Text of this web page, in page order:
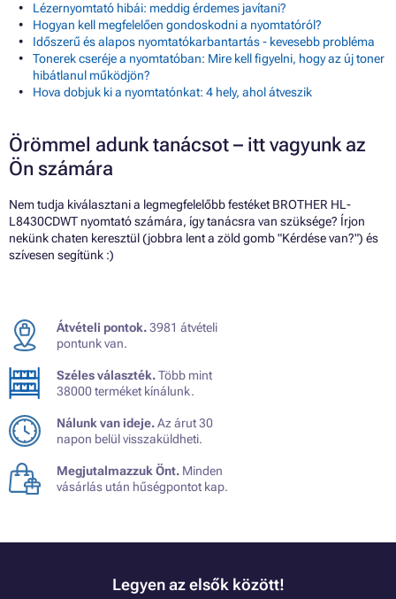
Lézernyomtató hibái: meddig érdemes javítani?
Hogyan kell megfelelően gondoskodni a nyomtatóról?
Időszerű és alapos nyomtatókarbantartás - kevesebb probléma
Tonerek cseréje a nyomtatóban: Mire kell figyelni, hogy az új toner
hibátlanul működjön?
Hova dobjuk ki a nyomtatónkat: 4 hely, ahol átveszik
Örömmel adunk tanácsot – itt vagyunk az
Ön számára
Nem tudja kiválasztani a legmegfelelőbb festéket BROTHER HL-
L8430CDWT nyomtató számára, így tanácsra van szüksége? Írjon
nekünk chaten keresztül (jobbra lent a zöld gomb "Kérdése van?") és
szívesen segítünk :)
Átvételi pontok.3981 átvételi
pontunk van.
Széles választék.Több mint
38000 terméket kínálunk.
Nálunk van ideje.Az árut 30
napon belül visszaküldheti.
Megjutalmazzuk Önt. Minden
vásárlás után hűségpontot kap.
Legyen az elsők között!